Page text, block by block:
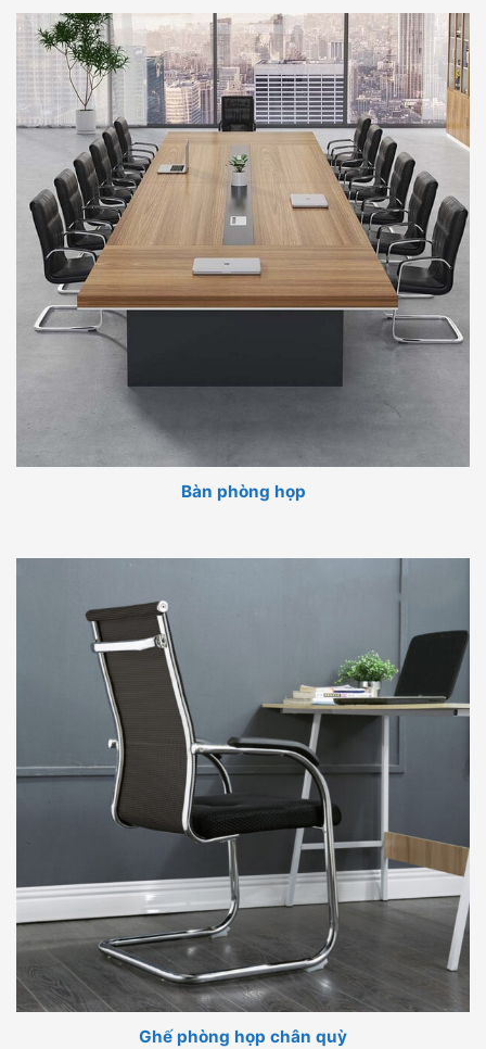
Bàn phòng họp
Ghế phòng họp chân quỳ